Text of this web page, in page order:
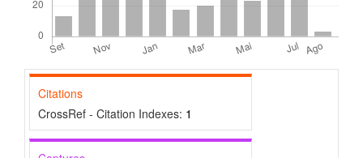
Citations
CrossRef - Citation Indexes: 1